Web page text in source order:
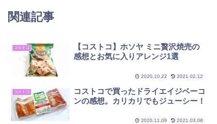
関連記事
コストコ
【コストコ】ホソヤ ミニ贅沢焼売の
感想とお気に入りアレンジ1選
2020.10.22 2021.02.12
コストコ
コストコで買ったドライエイジベーコ
ンの感想。カリカリでもジューシー！
2020.11.09 2021.03.08